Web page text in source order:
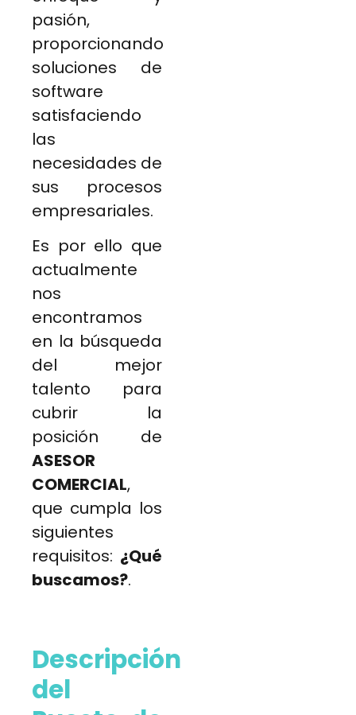
pasión,
proporcionando
soluciones de
software
satisfaciendo
las
necesidades de
sus procesos
empresariales.
Es por ello que
actualmente
nos
encontramos
en la búsqueda
del mejor
talento para
cubrir la
posición de
ASESOR
COMERCIAL,
que cumpla los
siguientes
requisitos: ¿Qué
buscamos?.
Descripción
del